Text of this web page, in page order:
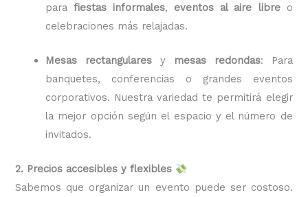
parafiestas informales, eventos al aire libreo
celebraciones más relajadas.
Mesas rectangulares y mesas redondas: Para
banquetes, conferencias o grandes eventos
corporativos. Nuestra variedad te permitirá elegir
la mejor opción según el espacio y el número de
invitados.
2. Precios accesibles y flexibles
Sabemos que organizar un evento puede ser costoso.